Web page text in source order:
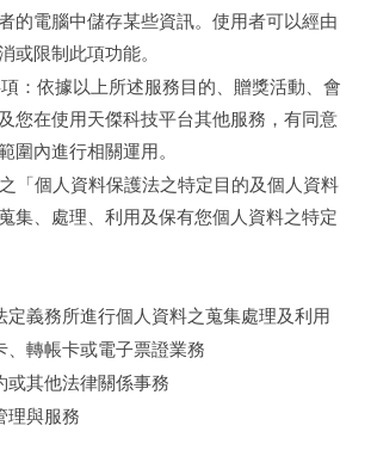
的電腦中儲存某些資訊。使用者可以經由
或限制此項功能。
：依據以上所述服務目的、贈獎活動、會
您在使用天傑科技平台其他服務，有同意
圍內進行相關運用。
「個人資料保護法之特定目的及個人資料
集、處理、利用及保有您個人資料之特定
定義務所進行個人資料之蒐集處理及利用
、轉帳卡或電子票證業務
或其他法律關係事務
理與服務